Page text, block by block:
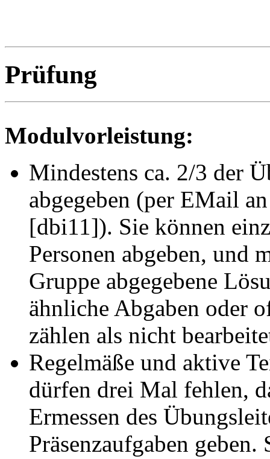
Prüfung
Modulvorleistung:
Mindestens ca. 2/3 der
abgegeben (per EMail
[dbi11]). Sie können
Personen abgeben, und
Gruppe abgegebene
ähnliche Abgaben oder
zählen als nicht
Regelmäße und aktive
dürfen drei Mal fehlen,
Ermessen des
Präsenzaufgaben geben.